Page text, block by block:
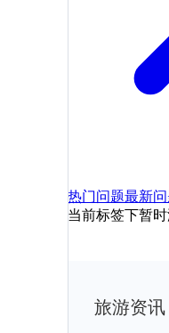
热门问题最新
当前标签下暂
旅游资讯